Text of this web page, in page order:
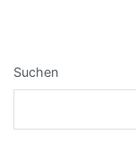
Suchen